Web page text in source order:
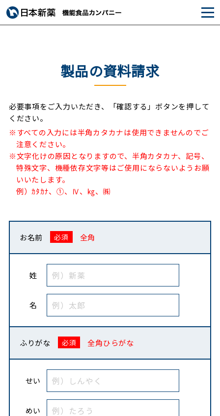
製品の資料請求
必要事項をご入力いただき、「確認する」ボタンを押して
ください。
※すべての入力には半角カタカナは使用できませんのでご
注意ください。
※文字化けの原因となりますので、半角カタカナ、記号、
特殊文字、機種依存文字等はご使用にならないようお願
いいたします。
例）ｶﾀｶﾅ、①、Ⅳ、㎏、㈱
お名前 全角
姓
名
ふりがな 全角ひらがな
せい
めい